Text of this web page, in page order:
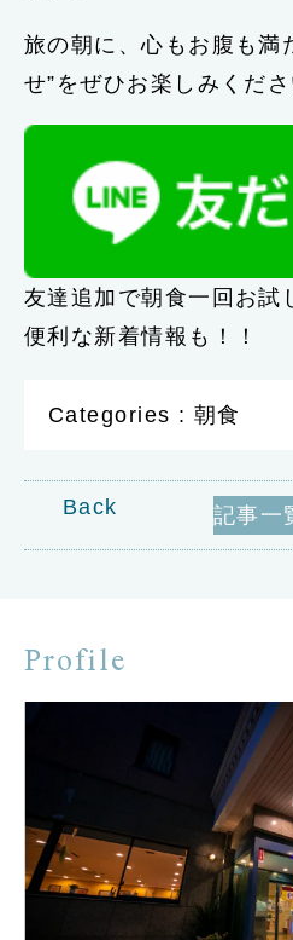
旅の朝に、心もお腹も満
せ”をぜひお楽しみくださ
友達追加で朝食一回お試
便利な新着情報も！！
Categories : 朝食
Back 記事一
Profile